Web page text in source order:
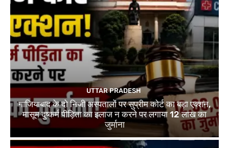
UTTAR PRADESH
गाजियाबाद के दो निजी अस्पतालों पर सुप्रीम कोर्ट का बड़ा एक्शन,
मासूम दुष्कर्म पीड़िता का इलाज न करने पर लगाया 12 लाख का
जुर्माना